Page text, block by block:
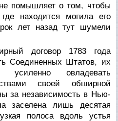
помышляет о том, чтобы
находится могила его
лет назад тут шумели
договор 1783 года
Соединенных Штатов, их
усиленно овладевать
своей обширной
за независимость в Нью-
заселена лишь десятая
полоса вдоль устья